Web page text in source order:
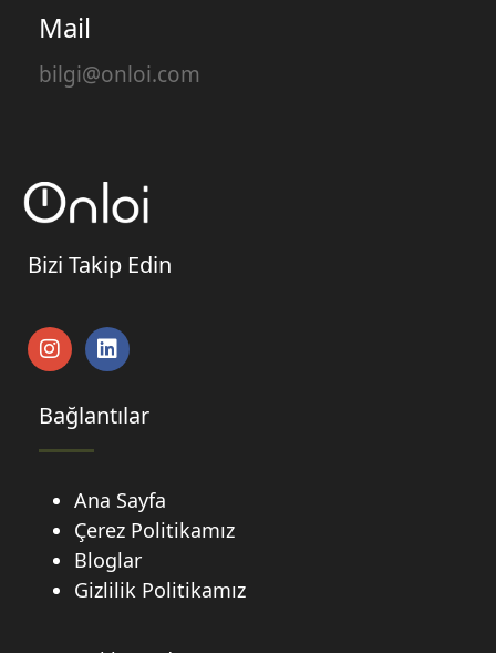
Mail
bilgi@onloi.com
Bizi Takip Edin
Bağlantılar
Ana Sayfa
Çerez Politikamız
Bloglar
Gizlilik Politikamız